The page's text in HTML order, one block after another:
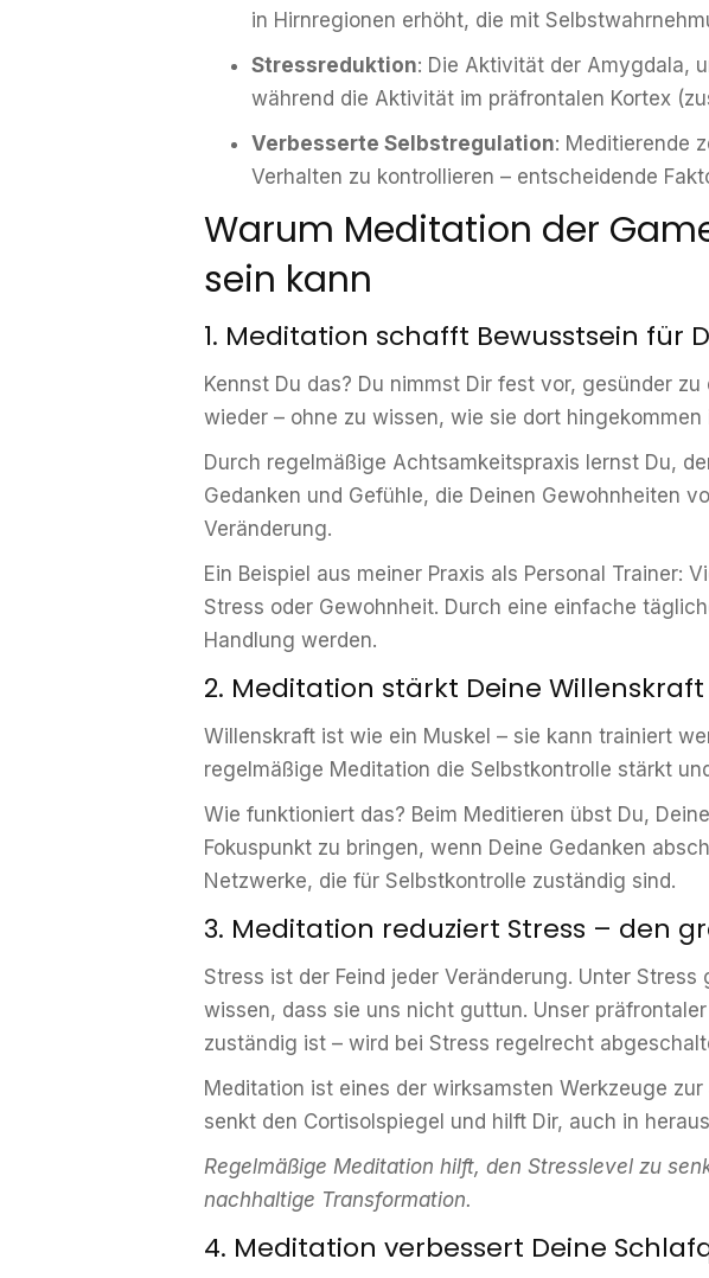
in Hirnregionen erhöht, die mit
Stressreduktion: Die Aktivität der Amygdala,
während die Aktivität im präfrontalen Kortex
Verbesserte Selbstregulation: Meditierende
Verhalten zu kontrollieren – entscheidende
Warum Meditation der
sein kann
1. Meditation schafft Bewusstsein für
Kennst Du das? Du nimmst Dir fest vor, gesünder
wieder – ohne zu wissen, wie sie dort
Durch regelmäßige Achtsamkeitspraxis lernst Du,
Gedanken und Gefühle, die Deinen Gewohnheiten
Veränderung.
Ein Beispiel aus meiner Praxis als Personal Trainer:
Stress oder Gewohnheit. Durch eine einfache
Handlung werden.
2. Meditation stärkt Deine Willenskraft
Willenskraft ist wie ein Muskel – sie kann trainiert
regelmäßige Meditation die Selbstkontrolle stärkt
Wie funktioniert das? Beim Meditieren übst Du,
Fokuspunkt zu bringen, wenn Deine Gedanken
Netzwerke, die für Selbstkontrolle zuständig sind.
3. Meditation reduziert Stress – den
Stress ist der Feind jeder Veränderung. Unter
wissen, dass sie uns nicht guttun. Unser
zuständig ist – wird bei Stress regelrecht
Meditation ist eines der wirksamsten Werkzeuge
senkt den Cortisolspiegel und hilft Dir, auch in
Regelmäßige Meditation hilft, den Stresslevel zu
nachhaltige Transformation.
4. Meditation verbessert Deine